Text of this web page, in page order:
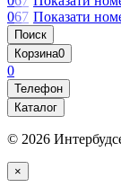
067 Показати
Поиск
Корзина0
0
Телефон
Каталог
© 2026
×